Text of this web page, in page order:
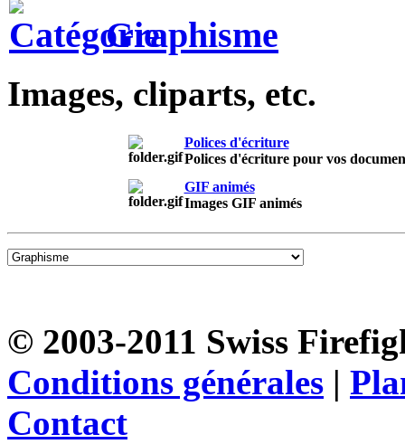
Graphisme
Images, cliparts, etc.
Polices d'écriture
Polices d'écriture pour vos
GIF animés
Images GIF animés
© 2003-2011 Swiss
Conditions générales |
Contact